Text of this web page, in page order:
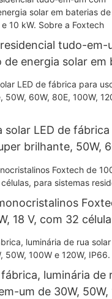
tudo-em-
energia solar em
3 kW, 5 kW e 10
solar LED de
brilhante, 50W,
em um.
18 V, com 32
luminária de
um de 30W, 50W,